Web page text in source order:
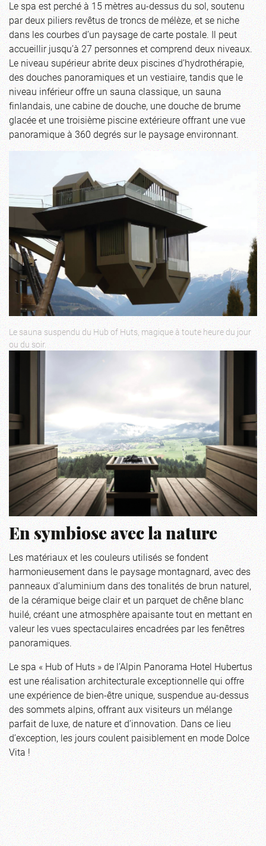
Le spa est perché à 15 mètres au-dessus du sol, soutenu
par deux piliers revêtus de troncs de mélèze, et se niche
dans les courbes d’un paysage de carte postale. Il peut
accueillir jusqu’à 27 personnes et comprend deux niveaux.
Le niveau supérieur abrite deux piscines d’hydrothérapie,
des douches panoramiques et un vestiaire, tandis que le
niveau inférieur offre un sauna classique, un sauna
finlandais, une cabine de douche, une douche de brume
glacée et une troisième piscine extérieure offrant une vue
panoramique à 360 degrés sur le paysage environnant.
Le sauna suspendu du Hub of Huts, magique à toute heure du jour
ou du soir.
En symbiose avec la nature
Les matériaux et les couleurs utilisés se fondent
harmonieusement dans le paysage montagnard, avec des
panneaux d’aluminium dans des tonalités de brun naturel,
de la céramique beige clair et un parquet de chêne blanc
huilé, créant une atmosphère apaisante tout en mettant en
valeur les vues spectaculaires encadrées par les fenêtres
panoramiques.
Le spa « Hub of Huts » de l’Alpin Panorama Hotel Hubertus
est une réalisation architecturale exceptionnelle qui offre
une expérience de bien-être unique, suspendue au-dessus
des sommets alpins, offrant aux visiteurs un mélange
parfait de luxe, de nature et d’innovation. Dans ce lieu
d’exception, les jours coulent paisiblement en mode Dolce
Vita !